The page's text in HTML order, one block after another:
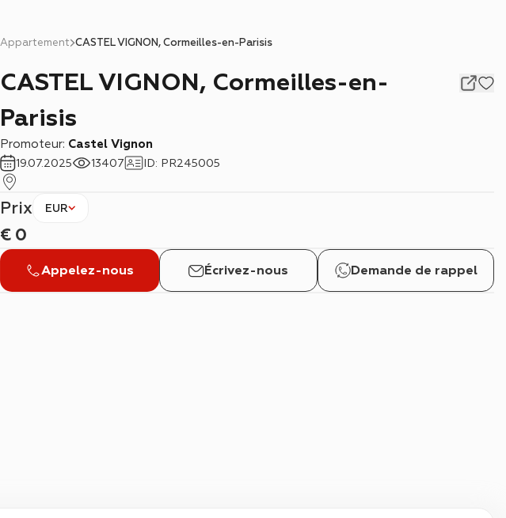
Appartement CASTEL VIGNON, Cormeilles-en-Parisis
CASTEL VIGNON, Cormeilles-en-
Parisis
Promoteur: Castel Vignon
19.07.2025 13407 ID: PR245005
Prix EUR
€ 0
Appelez-nous Écrivez-nous Demande de rappel